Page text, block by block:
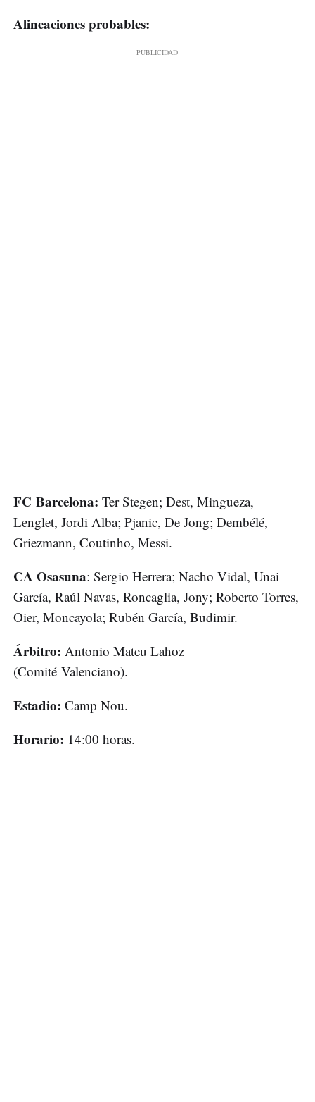
Alineaciones probables:
FC Barcelona: Ter Stegen; Dest, Mingueza,
Lenglet, Jordi Alba; Pjanic, De Jong; Dembélé,
Griezmann, Coutinho, Messi.
CA Osasuna: Sergio Herrera; Nacho Vidal, Unai
García, Raúl Navas, Roncaglia, Jony; Roberto Torres,
Oier, Moncayola; Rubén García, Budimir.
Árbitro: Antonio Mateu Lahoz
(Comité Valenciano).
Estadio: Camp Nou.
Horario: 14:00 horas.